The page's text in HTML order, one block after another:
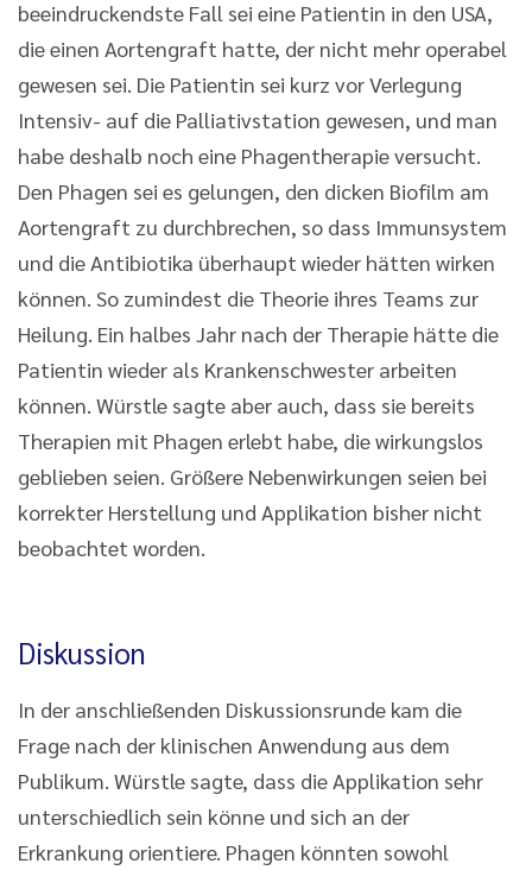
beeindruckendste Fall sei eine Patientin in den USA,
die einen Aortengraft hatte, der nicht mehr operabel
gewesen sei. Die Patientin sei kurz vor Verlegung
Intensiv- auf die Palliativstation gewesen, und man
habe deshalb noch eine Phagentherapie versucht.
Den Phagen sei es gelungen, den dicken Biofilm am
Aortengraft zu durchbrechen, so dass Immunsystem
und die Antibiotika überhaupt wieder hätten wirken
können. So zumindest die Theorie ihres Teams zur
Heilung. Ein halbes Jahr nach der Therapie hätte die
Patientin wieder als Krankenschwester arbeiten
können. Würstle sagte aber auch, dass sie bereits
Therapien mit Phagen erlebt habe, die wirkungslos
geblieben seien. Größere Nebenwirkungen seien bei
korrekter Herstellung und Applikation bisher nicht
beobachtet worden.
Diskussion
In der anschließenden Diskussionsrunde kam die
Frage nach der klinischen Anwendung aus dem
Publikum. Würstle sagte, dass die Applikation sehr
unterschiedlich sein könne und sich an der
Erkrankung orientiere. Phagen könnten sowohl